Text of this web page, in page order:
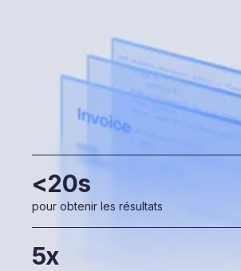
5x
<20s
pour obtenir les résultats